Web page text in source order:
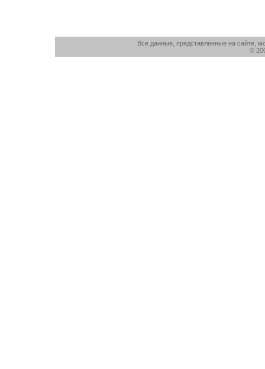
Все данные, представленные на сайте,
©